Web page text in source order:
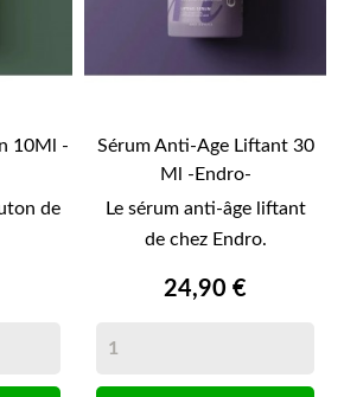
10Ml -
de
Sérum Anti-Age Liftant 30
Ml -Endro-
Le sérum anti-âge liftant
de chez Endro.
24,90 €